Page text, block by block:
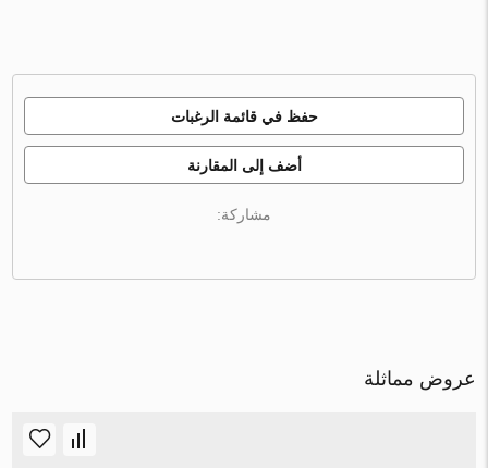
حفظ في قائمة الرغبات
أضف إلى المقارنة
مشاركة:
عروض مماثلة